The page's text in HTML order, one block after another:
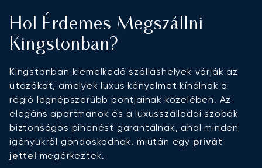
Hol Érdemes Megszállni
Kingstonban?
Kingstonban kiemelkedő szálláshelyek várják az
utazókat, amelyek luxus kényelmet kínálnak a
régió legnépszerűbb pontjainak közelében. Az
elegáns apartmanok és a luxusszállodai szobák
biztonságos pihenést garantálnak, ahol minden
igényükről gondoskodnak, miután egy privát
jettel megérkeztek.